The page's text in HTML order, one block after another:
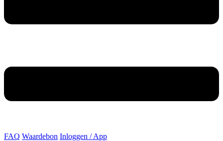
FAQ Waardebon Inloggen / App